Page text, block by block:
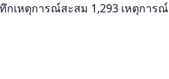
กเหตุการณ์สะสม 1,293 เหตุการณ์